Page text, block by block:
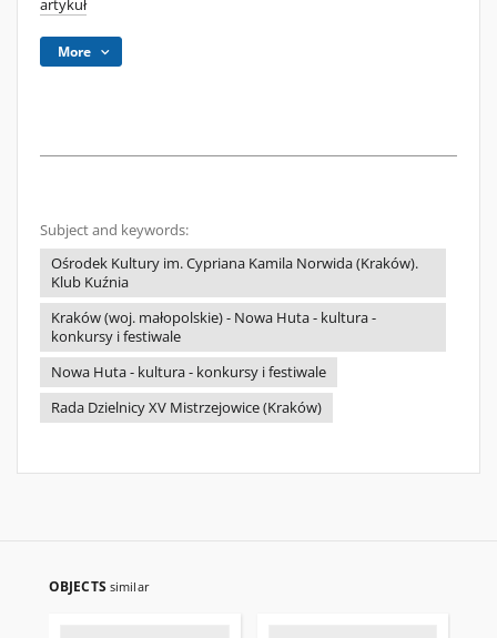
artykuł
More
Subject and keywords:
Ośrodek Kultury im. Cypriana Kamila Norwida (Kraków).
Klub Kuźnia
Kraków (woj. małopolskie) - Nowa Huta - kultura -
konkursy i festiwale
Nowa Huta - kultura - konkursy i festiwale
Rada Dzielnicy XV Mistrzejowice (Kraków)
OBJECTS similar